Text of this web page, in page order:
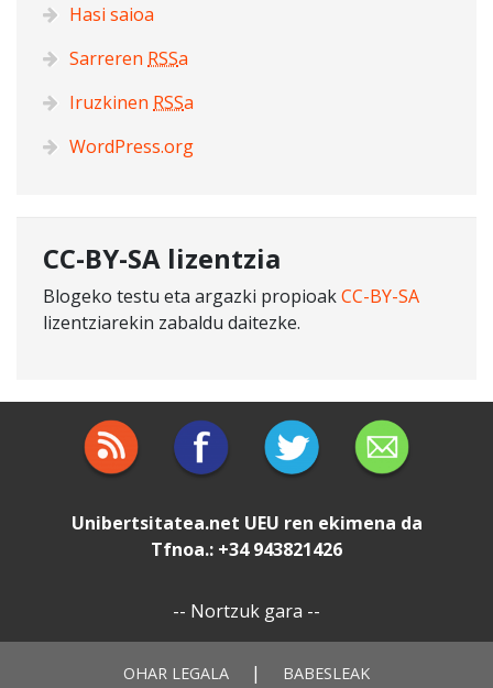
Hasi saioa
Sarreren RSSa
Iruzkinen RSSa
WordPress.org
CC-BY-SA lizentzia
Blogeko testu eta argazki propioakCC-BY-SA
lizentziarekin zabaldu daitezke.
Unibertsitatea.net UEU ren ekimena da
Tfnoa.: +34 943821426
-- Nortzuk gara --
OHAR LEGALA | BABESLEAK